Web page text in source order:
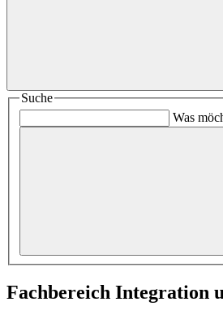
Suche
Was
Fachbereich Integration